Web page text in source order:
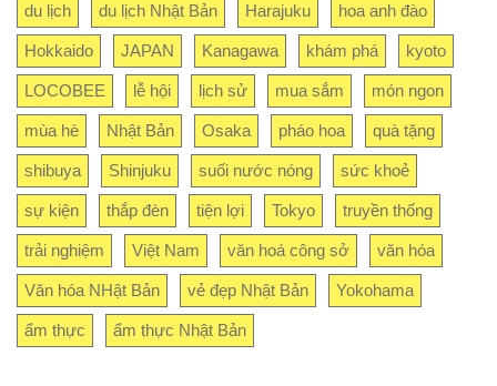
du lịch du lịch Nhật Bản Harajuku hoa anh đào
Hokkaido JAPAN Kanagawa khám phá kyoto
LOCOBEE lễ hội lịch sử mua sắm món ngon
mùa hè Nhật Bản Osaka pháo hoa quà tặng
shibuya Shinjuku suối nước nóng sức khoẻ
sự kiện thắp đèn tiện lợi Tokyo truyền thống
trải nghiệm Việt Nam văn hoá công sở văn hóa
Văn hóa NHật Bản vẻ đẹp Nhật Bản Yokohama
ẩm thực ẩm thực Nhật Bản